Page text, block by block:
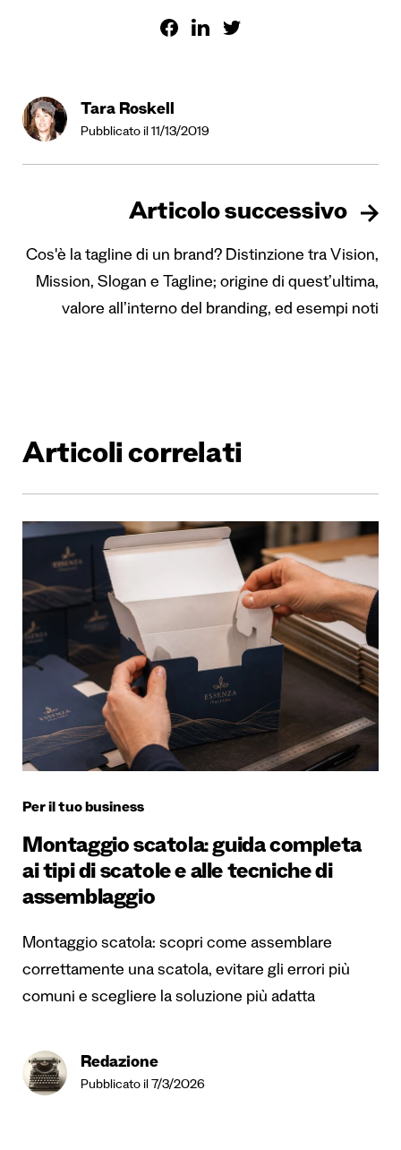
Tara Roskell
Pubblicato il 11/13/2019
Articolo successivo
Cos'è la tagline di un brand? Distinzione tra Vision,
Mission, Slogan e Tagline; origine di quest’ultima,
valore all’interno del branding, ed esempi noti
Articoli correlati
Per il tuo business
Montaggio scatola: guida completa
ai tipi di scatole e alle tecniche di
assemblaggio
Montaggio scatola: scopri come assemblare
correttamente una scatola, evitare gli errori più
comuni e scegliere la soluzione più adatta
Redazione
Pubblicato il 7/3/2026